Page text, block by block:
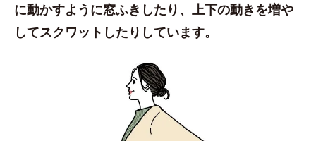
に動かすように窓ふきしたり、上下の動きを増や
してスクワットしたりしています。